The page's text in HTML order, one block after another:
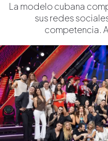
La modelo cubana
sus redes
competencia.